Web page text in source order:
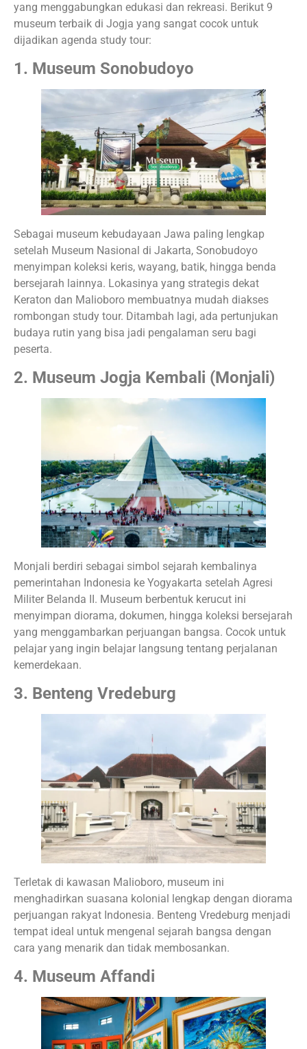
yang menggabungkan edukasi dan rekreasi. Berikut 9
museum terbaik di Jogja yang sangat cocok untuk
dijadikan agenda study tour:
1. Museum Sonobudoyo
Sebagai museum kebudayaan Jawa paling lengkap
setelah Museum Nasional di Jakarta, Sonobudoyo
menyimpan koleksi keris, wayang, batik, hingga benda
bersejarah lainnya. Lokasinya yang strategis dekat
Keraton dan Malioboro membuatnya mudah diakses
rombongan study tour. Ditambah lagi, ada pertunjukan
budaya rutin yang bisa jadi pengalaman seru bagi
peserta.
2. Museum Jogja Kembali (Monjali)
Monjali berdiri sebagai simbol sejarah kembalinya
pemerintahan Indonesia ke Yogyakarta setelah Agresi
Militer Belanda II. Museum berbentuk kerucut ini
menyimpan diorama, dokumen, hingga koleksi bersejarah
yang menggambarkan perjuangan bangsa. Cocok untuk
pelajar yang ingin belajar langsung tentang perjalanan
kemerdekaan.
3. Benteng Vredeburg
Terletak di kawasan Malioboro, museum ini
menghadirkan suasana kolonial lengkap dengan diorama
perjuangan rakyat Indonesia. Benteng Vredeburg menjadi
tempat ideal untuk mengenal sejarah bangsa dengan
cara yang menarik dan tidak membosankan.
4. Museum Affandi